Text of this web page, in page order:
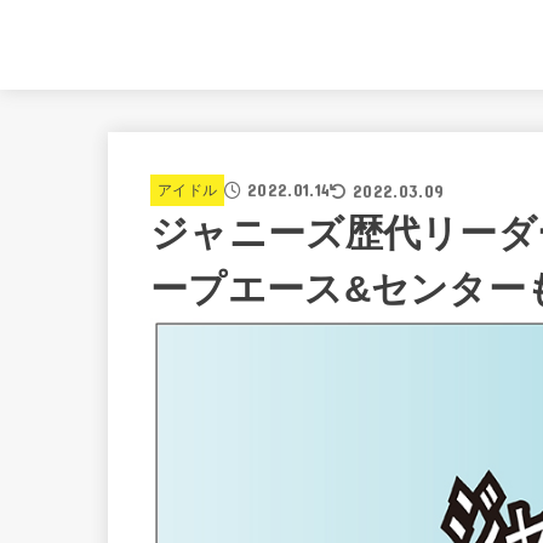
アイドル 2022.01.14 2022.03.09
ジャニーズ歴代リー
ープエース&センター